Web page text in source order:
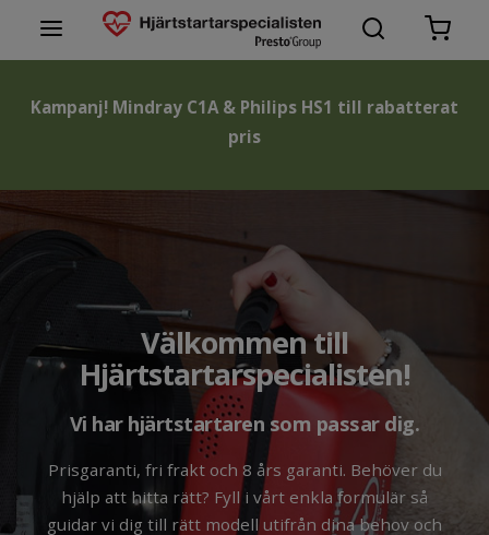
Varumärken hjärtstartare
Support
Lär dig mer
Kontakta oss
Kampanj! Mindray C1A & Philips HS1 till rabatterat
pris
Välkommen till
Hjärtstartarspecialisten!
Vi har hjärtstartaren som passar dig.
Prisgaranti, fri frakt och 8 års garanti. Behöver du
hjälp att hitta rätt? Fyll i vårt enkla formulär så
guidar vi dig till rätt modell utifrån dina behov och